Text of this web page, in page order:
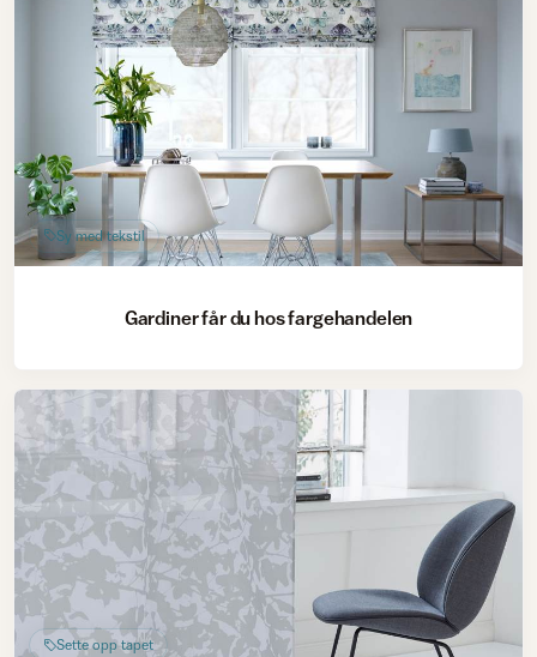
Sy med tekstil
Gardiner får du hos fargehandelen
Sette opp tapet